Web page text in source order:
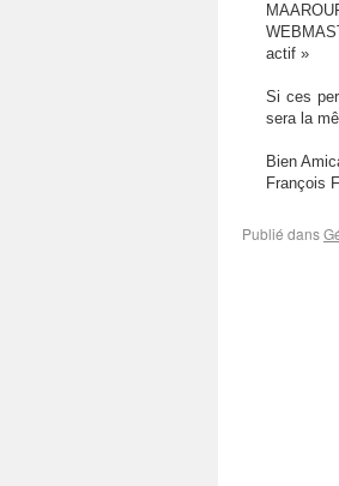
actif »
Si ces
sera la
Bien
François
Publié dans